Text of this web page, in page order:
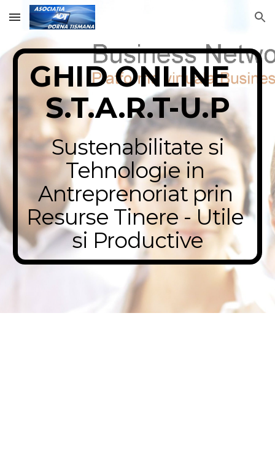
Skip to main content Skip to navigation
GHID ONLINE
S.T.A.R.T-U.P
Sustenabilitate si
Tehnologie in
Antreprenoriat prin
Resurse Tinere - Utile
si Productive